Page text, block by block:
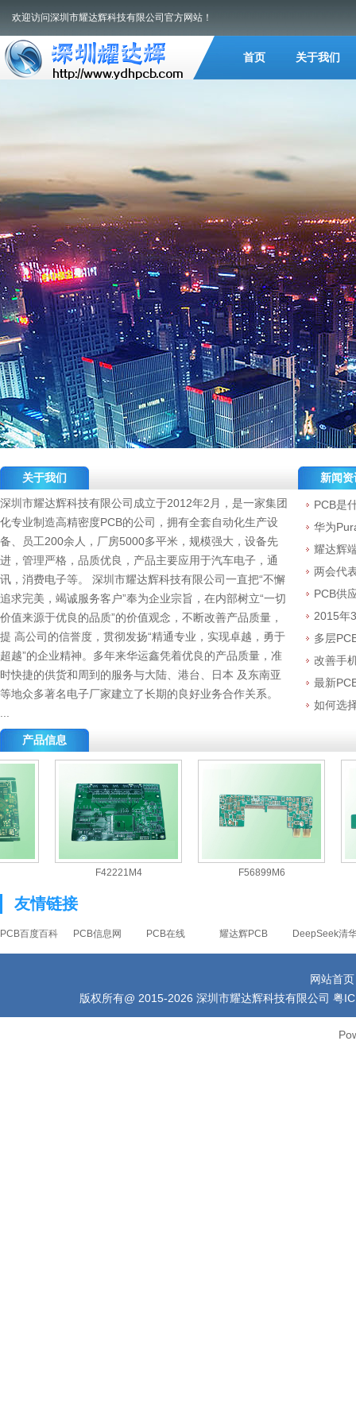
欢迎访问深圳市耀达辉科技有限公司官方网站！
首页 关于我们
关于我们
深圳市耀达辉科技有限公司成立于2012年2月，是一家集团
化专业制造高精密度PCB的公司，拥有全套自动化生产设
备、员工200余人，厂房5000多平米，规模强大，设备先
进，管理严格，品质优良，产品主要应用于汽车电子，通
讯，消费电子等。 深圳市耀达辉科技有限公司一直把“不懈
追求完美，竭诚服务客户”奉为企业宗旨，在内部树立“一切
价值来源于优良的品质”的价值观念，不断改善产品质量，
提 高公司的信誉度，贯彻发扬“精通专业，实现卓越，勇于
超越”的企业精神。多年来华运鑫凭着优良的产品质量，准
时快捷的供货和周到的服务与大陆、港台、日本 及东南亚
等地众多著名电子厂家建立了长期的良好业务合作关系。
新闻资
PCB是
华为
耀达辉
两会代
PCB供
2015年
多层
改善手
最新
如何选
产品信息
F42221M4 F56899M6
友情链接
PCB百度百科 PCB信息网 PCB在线 耀达辉PCB DeepSeek清
网站首页
版权所有@ 2015-2026 深圳市耀达辉科技有限公司 粤